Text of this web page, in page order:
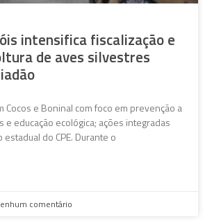
intensifica fiscalização e
de aves silvestres
Cocos e Boninal com foco em prevenção a
e educação ecológica; ações integradas
do CPE. Durante o
comentário